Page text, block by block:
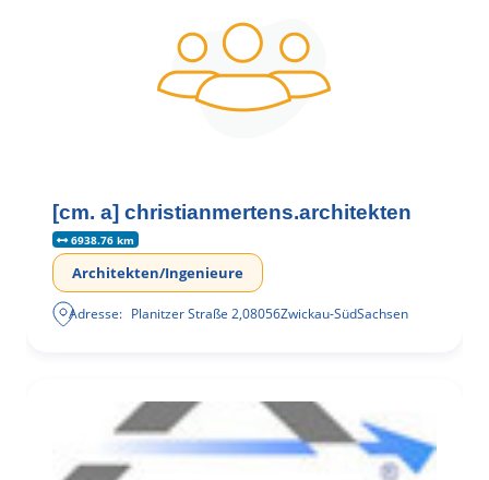
[cm. a] christianmertens.architekten
6938.76 km
Architekten/Ingenieure
Adresse: Planitzer Straße 2,08056Zwickau-SüdSachsen